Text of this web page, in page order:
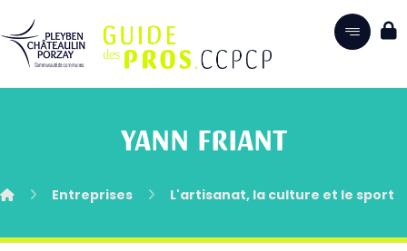
YANN FRIANT
Entreprises L'artisanat, la culture et le sport